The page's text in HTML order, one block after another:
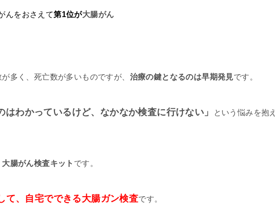
んをおさえて第1位が大腸がん
多く、死亡数が多いものですが、 治療の鍵となるのは早期発見です。
はわかっているけど、なかなか検査に行けない」
という悩みを抱
大腸がん検査キット です。
て、自宅でできる大腸ガン検査です。